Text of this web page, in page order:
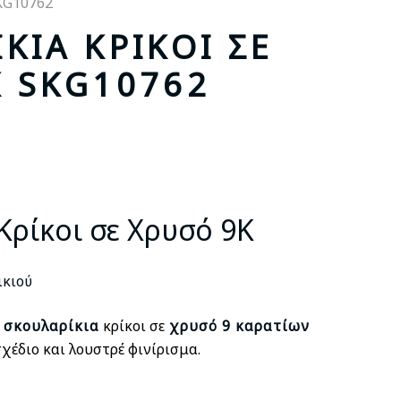
ΚΡΊΚΟΙ ΣΕ
σε Χρυσό 9Κ
σκουλαρίκια κρίκοι σε χρυσό 9 καρατίων
και λουστρέ φινίρισμα.